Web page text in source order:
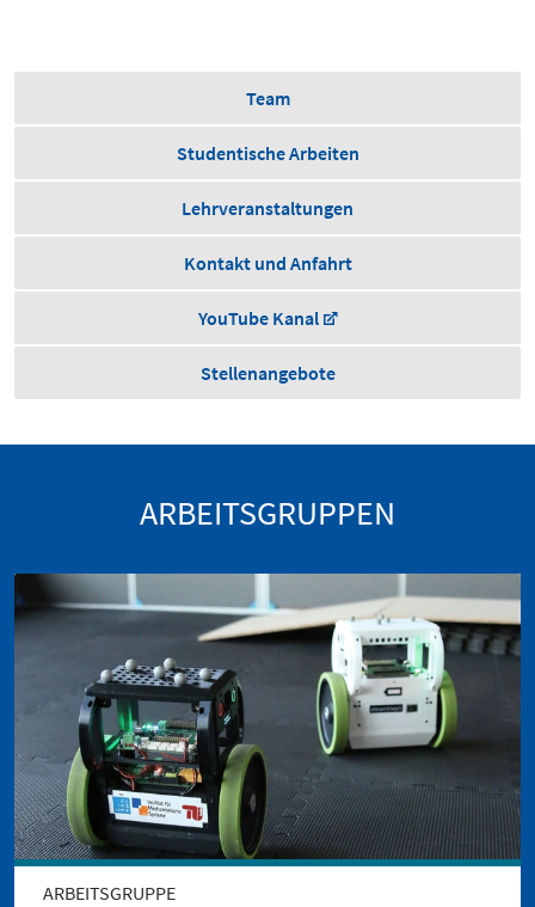
Team
Studentische Arbeiten
Lehrveranstaltungen
Kontakt und Anfahrt
YouTube Kanal
Stellenangebote
ARBEITSGRUPPEN
ARBEITSGRUPPE